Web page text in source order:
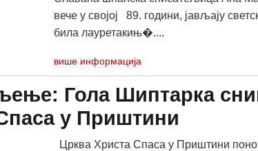
вече у својој 89. години, јављају
била лауретакињ�....
више информација
Гола Шиптарка
у Приштини
Црква Христа Спаса у Приштини